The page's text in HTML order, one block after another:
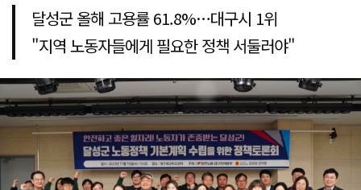
달성군 올해 고용률 61.8%…대구시 1위
"지역 노동자들에게 필요한 정책 서둘러야"